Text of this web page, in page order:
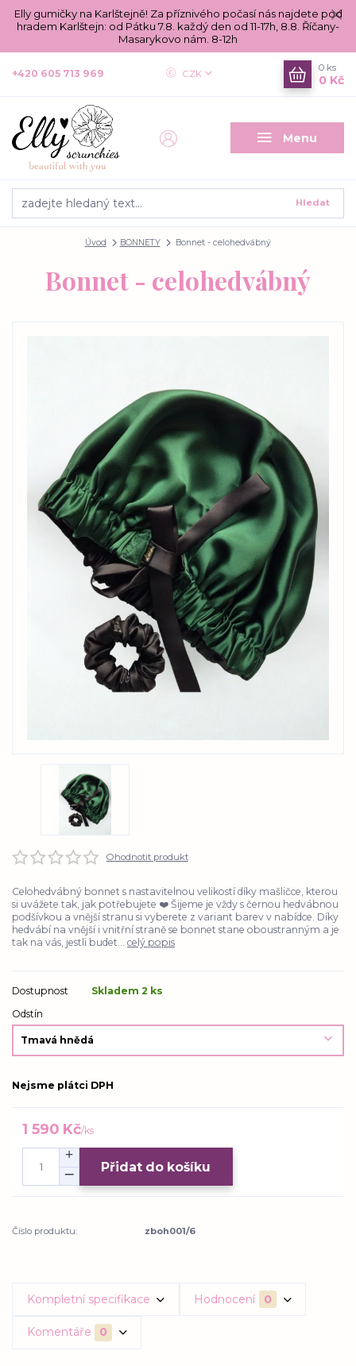
Elly gumičky na Karlštejně! Za příznivého počasí nás najdete pod
hradem Karlštejn: od Pátku 7.8. každý den od 11-17h, 8.8. Říčany-
Masarykovo nám. 8-12h
Menu
CZK
Hledat
+420 605 713 969
0 ks
0 Kč
Úvod BONNETY Bonnet - celohedvábný
Bonnet - celohedvábný
Ohodnotit produkt
Celohedvábný bonnet s nastavitelnou velikostí díky mašličce, kterou
si uvážete tak, jak potřebujete ❤️ Šijeme je vždy s černou hedvábnou
podšívkou a vnější stranu si vyberete z variant barev v nabídce. Díky
hedvábí na vnější i vnitřní straně se bonnet stane oboustranným a je
tak na vás, jestli budet... celý popis
Dostupnost
Skladem 2 ks
Odstín
Nejsme plátci DPH
1 590 Kč/ks
Přidat do košíku
Číslo produktu: zboh001/6
Kompletní specifikace Hodnocení 0
Komentáře 0